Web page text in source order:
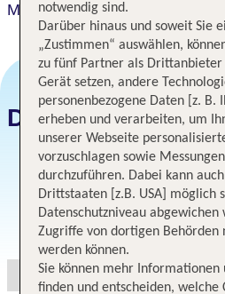
Mantra Bunbury Lighthouse
Datum und Preise
notwendig sind.
Darüber hinaus und soweit Sie
„Zustimmen“ auswählen,
zu fünf Partner als Drittanbieter
Gerät setzen, andere
personenbezogene Daten [z. B.
erheben und verarbeiten, um
unserer Webseite
vorzuschlagen sowie
durchzuführen. Dabei kann
Drittstaaten [z.B. USA] möglich
Datenschutzniveau abgewichen
Zugriffe von dortigen Behörden
werden können.
Sie können mehr
finden und entscheiden, welche